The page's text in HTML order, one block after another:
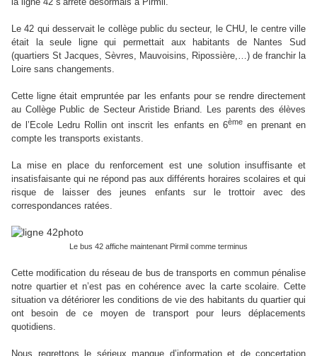
Le 42 qui desservait le collège public du secteur, le CHU, le centre ville
était la seule ligne qui permettait aux habitants de Nantes Sud
(quartiers St Jacques, Sèvres, Mauvoisins, Ripossière,…) de franchir la
Loire sans changements.
Cette ligne était empruntée par les enfants pour se rendre directement
au Collège Public de Secteur Aristide Briand. Les parents des élèves
de l’Ecole Ledru Rollin ont inscrit les enfants en 6èmeen prenant en
compte les transports existants.
La mise en place du renforcement est une solution insuffisante et
insatisfaisante qui ne répond pas aux différents horaires scolaires et qui
risque de laisser des jeunes enfants sur le trottoir avec des
correspondances ratées.
Le bus 42 affiche maintenant Pirmil comme terminus
Cette modification du réseau de bus de transports en commun pénalise
notre quartier et n’est pas en cohérence avec la carte scolaire. Cette
situation va détériorer les conditions de vie des habitants du quartier qui
ont besoin de ce moyen de transport pour leurs déplacements
quotidiens.
Nous regrettons le sérieux manque d’information et de concertation